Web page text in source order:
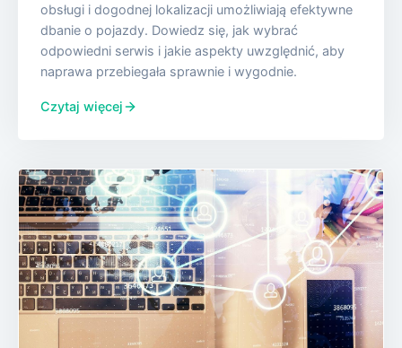
obsługi i dogodnej lokalizacji umożliwiają efektywne
dbanie o pojazdy. Dowiedz się, jak wybrać
odpowiedni serwis i jakie aspekty uwzględnić, aby
naprawa przebiegała sprawnie i wygodnie.
Czytaj więcej